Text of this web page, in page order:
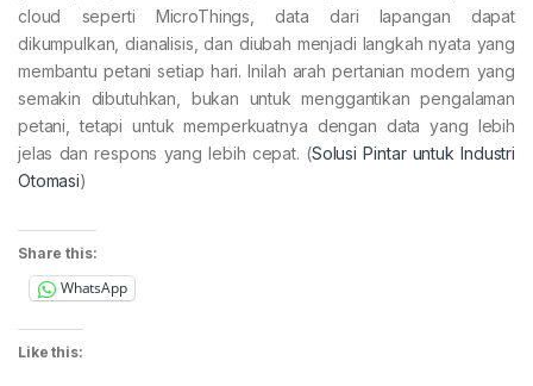
cloud seperti MicroThings, data dari lapangan dapat
dikumpulkan, dianalisis, dan diubah menjadi langkah nyata yang
membantu petani setiap hari. Inilah arah pertanian modern yang
semakin dibutuhkan, bukan untuk menggantikan pengalaman
petani, tetapi untuk memperkuatnya dengan data yang lebih
jelas dan respons yang lebih cepat. (Solusi Pintar untuk Industri
Otomasi)
Share this:
WhatsApp
Like this: